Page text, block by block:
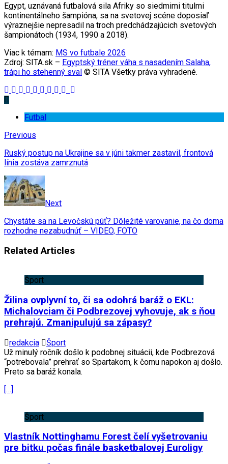
Egypt, uznávaná futbalová sila Afriky so siedmimi titulmi
kontinentálneho šampióna, sa na svetovej scéne doposiaľ
výraznejšie nepresadil na troch predchádzajúcich svetových
šampionátoch (1934, 1990 a 2018).
Viac k témam: MS vo futbale 2026
Zdroj: SITA.sk – Egyptský tréner váha s nasadením Salaha,
trápi ho stehenný sval © SITA Všetky práva vyhradené.
Futbal
Previous
Ruský postup na Ukrajine sa v júni takmer zastavil, frontová
línia zostáva zamrznutá
Next
Chystáte sa na Levočskú púť? Dôležité varovanie, na čo doma
rozhodne nezabudnúť – VIDEO, FOTO
Related Articles
Šport
Žilina ovplyvní to, či sa odohrá baráž o EKL:
Michalovciam či Podbrezovej vyhovuje, ak s ňou
prehrajú. Zmanipulujú sa zápasy?
redakcia
Šport
Už minulý ročník došlo k podobnej situácii, kde Podbrezová
“potrebovala” prehrať so Spartakom, k čomu napokon aj došlo.
Preto sa baráž konala.
[…]
Šport
Vlastník Nottinghamu Forest čelí vyšetrovaniu
pre bitku počas finále basketbalovej Euroligy